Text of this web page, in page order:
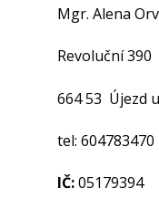
Mgr. Alena
Revoluční 390
664 53 Újezd
tel: 604783470
IČ:05179394